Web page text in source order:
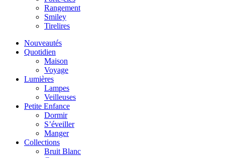
Rangement
Smiley
Tirelires
Nouveautés
Quotidien
Maison
Voyage
Lumières
Lampes
Veilleuses
Petite Enfance
Dormir
S’éveiller
Manger
Collections
Bruit Blanc